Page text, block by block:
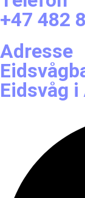
+47 482
Adresse
Eidsvåg i